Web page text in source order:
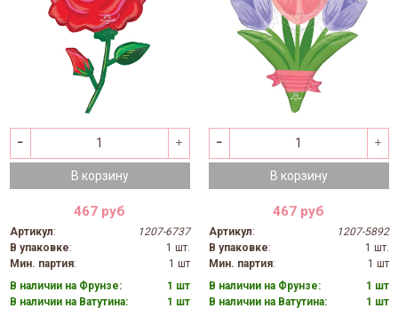
В корзину
467 руб
Артикул:
1207-6737
В упаковке:
1 шт.
Мин. партия:
1 шт
В наличии на Фрунзе:
1 шт
В наличии на Ватутина:
1 шт
В корзину
467 руб
Артикул:
1207-5892
В упаковке:
1 шт.
Мин. партия:
1 шт
В наличии на Фрунзе:
1 шт
В наличии на Ватутина:
1 шт